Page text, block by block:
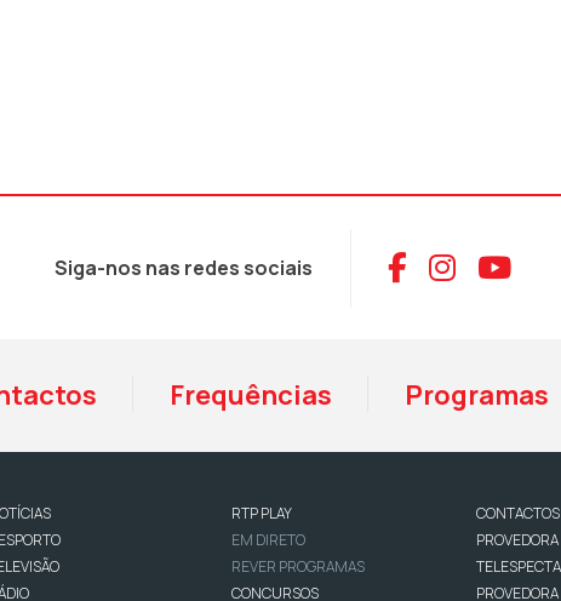
Siga-nos nas redes sociais Aceder
Aceder
Frequências Programas
RTP PLAY
EM DIRETO
REVER PROGRAMAS
CONCURSOS
CONTACTOS